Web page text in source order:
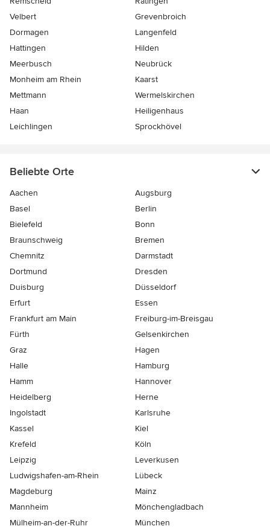
Velbert
Grevenbroich
Dormagen
Langenfeld
Hattingen
Hilden
Meerbusch
Neubrück
Monheim am Rhein
Kaarst
Mettmann
Wermelskirchen
Haan
Heiligenhaus
Leichlingen
Sprockhövel
Beliebte Orte
Aachen
Augsburg
Basel
Berlin
Bielefeld
Bonn
Braunschweig
Bremen
Chemnitz
Darmstadt
Dortmund
Dresden
Duisburg
Düsseldorf
Erfurt
Essen
Frankfurt am Main
Freiburg-im-Breisgau
Fürth
Gelsenkirchen
Graz
Hagen
Halle
Hamburg
Hamm
Hannover
Heidelberg
Herne
Ingolstadt
Karlsruhe
Kassel
Kiel
Krefeld
Köln
Leipzig
Leverkusen
Ludwigshafen-am-Rhein
Lübeck
Magdeburg
Mainz
Mannheim
Mönchen­gladbach
Mülheim-an-der-Ruhr
München